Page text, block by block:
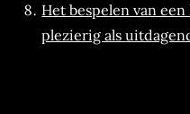
Het bespelen van
plezierig als